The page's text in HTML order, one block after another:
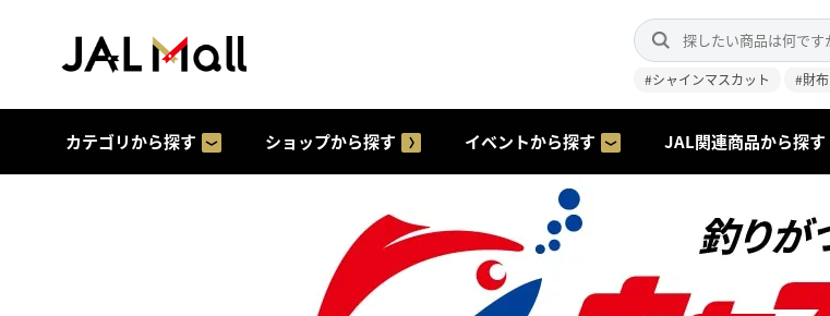
#シャインマスカット #財布
カテゴリから探す ショップから探す イベントから探す JAL関連商品から探す